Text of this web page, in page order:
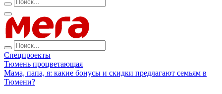
Спецпроекты
Тюмень процветающая
Мама, папа, я: какие бонусы и скидки предлагают семьям в
Тюмени?